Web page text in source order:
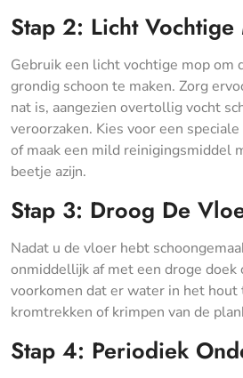
Stap 2: Licht Vochtige
Gebruik een licht vochtige mop om
grondig schoon te maken. Zorg
nat is, aangezien overtollig vocht
veroorzaken. Kies voor een
of maak een mild reinigingsmiddel
beetje azijn.
Stap 3: Droog De
Nadat u de vloer hebt
onmiddellijk af met een droge doek
voorkomen dat er water in het
kromtrekken of krimpen van de
Stap 4: Periodiek